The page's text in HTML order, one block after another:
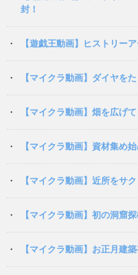
封！
【遊戯王動画】ヒストリー
【マイクラ動画】ダイヤを
【マイクラ動画】畑を広げ
【マイクラ動画】資材集め始
【マイクラ動画】近所をサ
【マイクラ動画】初の洞窟
【マイクラ動画】お正月建